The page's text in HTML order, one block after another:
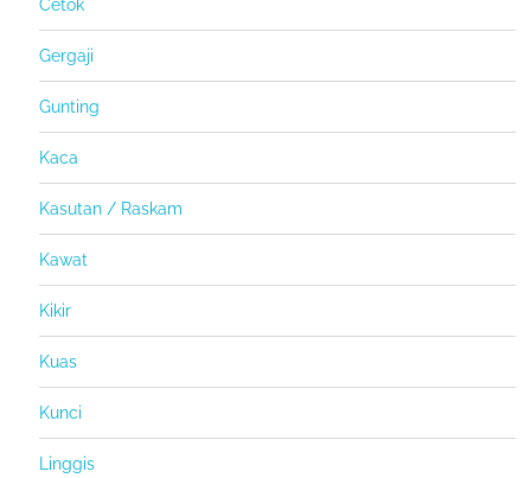
Cetok
Gergaji
Gunting
Kaca
Kasutan / Raskam
Kawat
Kikir
Kuas
Kunci
Linggis